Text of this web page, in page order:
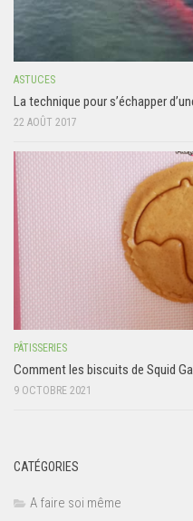
ASTUCES
La technique pour s’échapper
22 AOÛT 2017
PÂTISSERIES
Comment les biscuits de Squid
9 OCTOBRE 2021
CATÉGORIES
A faire soi même